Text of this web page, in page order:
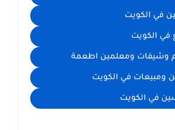
في الكويت
الكويت
وشيفات ومعلمين اطعمة
ومبيعات في الكويت
في الكويت